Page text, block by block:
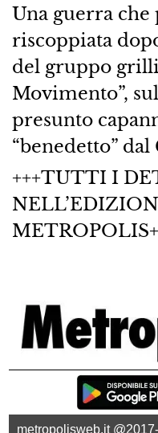
Una guerra che
riscoppiata
del gruppo
Movimento”,
presunto
“benedetto”
+++TUTTI I
metropolisweb.it